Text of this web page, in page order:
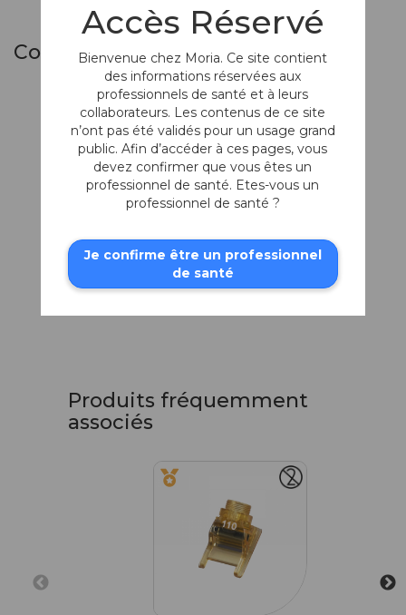
Composants du Set
Pièce à main One
Use-Plus pour
chambre artificielle
Produits fréquemment
associés
Accès Réservé
Bienvenue chez Moria. Ce site contient
des informations réservées aux
professionnels de santé et à leurs
collaborateurs. Les contenus de ce site
n’ont pas été validés pour un usage grand
public. Afin d’accéder à ces pages, vous
devez confirmer que vous êtes un
professionnel de santé. Etes-vous un
professionnel de santé ?
Je confirme être un professionnel
de santé